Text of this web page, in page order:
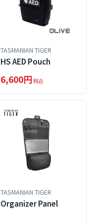
TASMANIAN TIGER
HS AED Pouch
6,600円税込
TASMANIAN TIGER
Organizer Panel